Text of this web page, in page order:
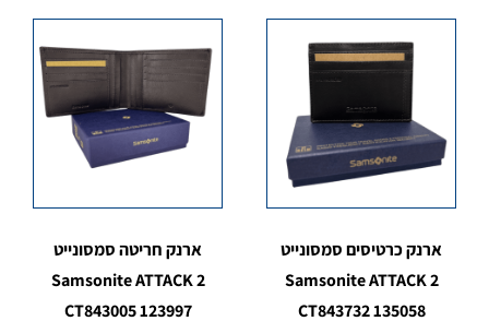
ארנק כרטיסים סמסונייט
Samsonite ATTACK 2
CT843732 135058
ארנק חריטה סמסונייט
Samsonite ATTACK 2
CT843005 123997